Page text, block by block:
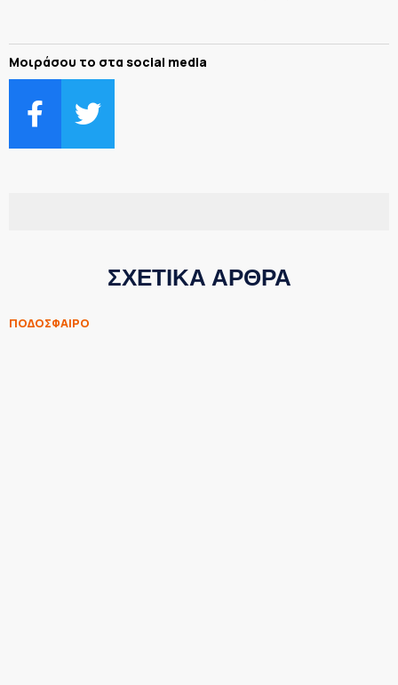
Μοιράσου το στα social media
ΣΧΕΤΙΚΑ ΑΡΘΡΑ
ΠΟΔΟΣΦΑΙΡΟ